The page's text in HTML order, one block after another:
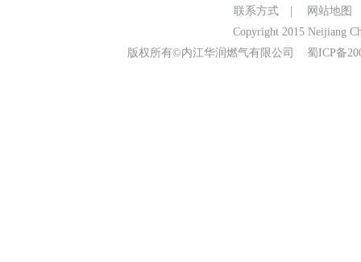
联系方式 网站地图
Copyright 2015 Neijiang
版权所有©内江华润燃气有限公司蜀ICP备